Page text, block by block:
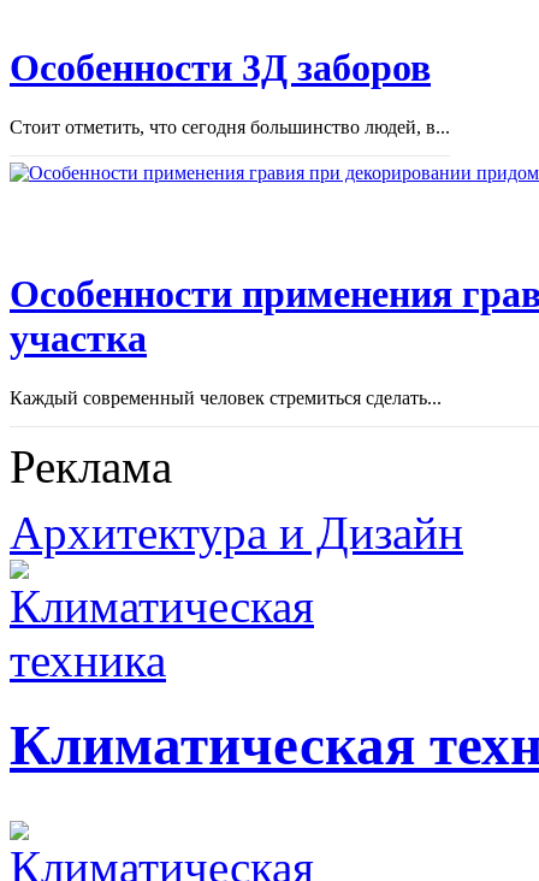
Особенности 3Д заборов
Стоит отметить, что сегодня большинство людей, в...
Особенности применения
участка
Каждый современный человек стремиться сделать...
Реклама
Архитектура и Дизайн
Климатическая